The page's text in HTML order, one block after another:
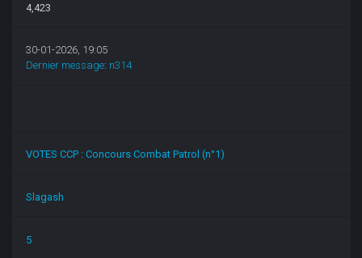
4,423
30-01-2026, 19:05
Dernier message: n314
VOTES CCP : Concours Combat Patrol (n°1)
Slagash
5